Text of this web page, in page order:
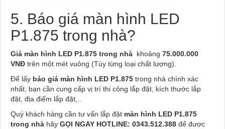
5. Báo giá màn hình LED
P1.875 trong nhà?
Giá màn hình LED P1.875 trong nhà khoảng 75.000.000
VNĐ trên một mét vuông (Tùy từng loại chất lượng).
Để lấy báo giá màn hình LED P1.875 trong nhà chính xác
nhất, bạn cần cung cấp vị trí thi công lắp đặt, kích thước lắp
đặt, địa điểm lắp đặt,..
Quý khách hàng cần tư vấn lắp đặt màn hình LED P1.875
trong nhà hãy GỌI NGAY HOTLINE: 0343.512.388 để được